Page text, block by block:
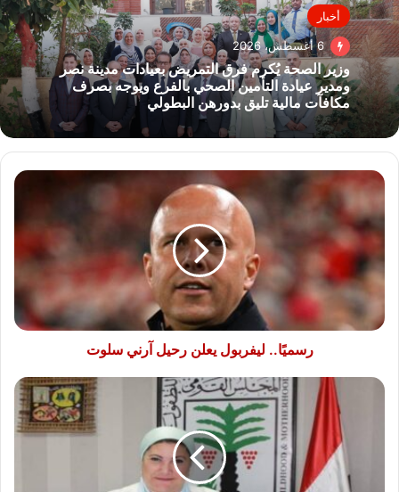
أخبار
6 أغسطس، 2026
وزير الصحة يُكرم فرق التمريض بعيادات مدينة نصر
ومدير عيادة التأمين الصحي بالفرع ويوجه بصرف
مكافآت مالية تليق بدورهن البطولي
رسميًا..
ليفربول
يعلن
رحيل
آرني
سلوت
رسميًا.. ليفربول يعلن رحيل آرني سلوت
رئيسة